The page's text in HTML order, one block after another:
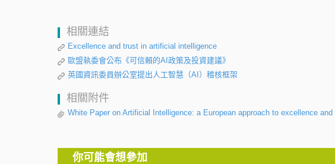
相關連結
Excellence and trust in artificial intelligence
歐盟執委會公布《可信賴的AI政策及投資建議》
英國資訊委員辦公室提出人工智慧（AI）稽核框架
相關附件
White Paper on Artificial Intelligence: a European approach to excellence and
你可能會想參加